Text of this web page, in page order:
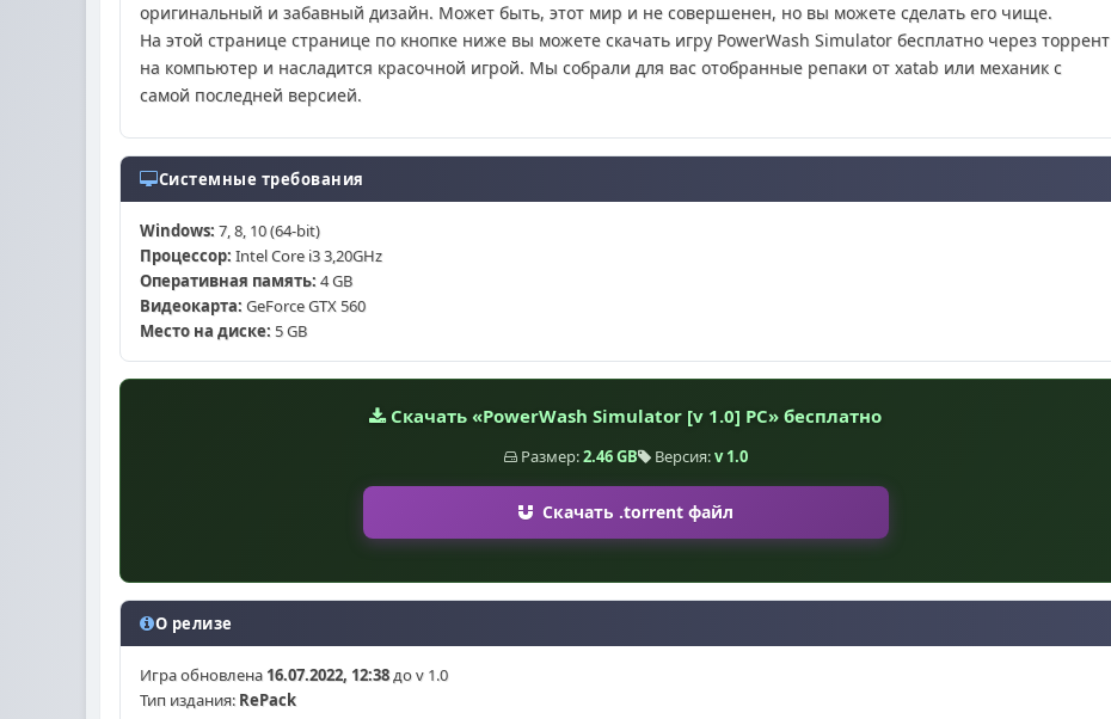
оригинальный и забавный дизайн. Может быть, этот мир и не совершенен, но вы можете сделать его чище.
На этой странице странице по кнопке ниже вы можете скачать игру PowerWash Simulator бесплатно через торрент
на компьютер и насладится красочной игрой. Мы собрали для вас отобранные репаки от xatab или механик с
самой последней версией.
Системные требования
Windows: 7, 8, 10 (64-bit)
Процессор: Intel Core i3 3,20GHz
Оперативная память: 4 GB
Видеокарта: GeForce GTX 560
Место на диске: 5 GB
Скачать «PowerWash Simulator [v 1.0] PC» бесплатно
Размер:2.46 GB Версия:v 1.0
Скачать .torrent файл
О релизе
Игра обновлена 16.07.2022, 12:38до v 1.0
Тип издания: RePack